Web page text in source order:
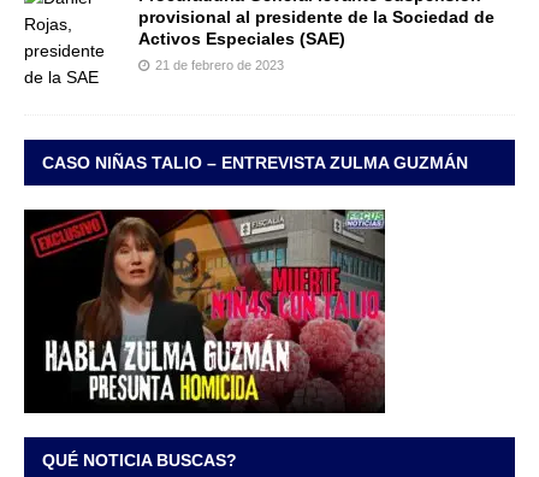
provisional al presidente de la Sociedad de
Activos Especiales (SAE)
21 de febrero de 2023
CASO NIÑAS TALIO – ENTREVISTA ZULMA GUZMÁN
QUÉ NOTICIA BUSCAS?